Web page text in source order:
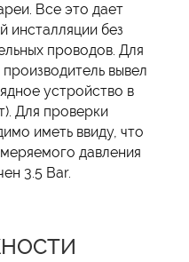
Все это дает
инсталляции без
проводов. Для
вывел
устройство в
Для проверки
иметь ввиду, что
давления
3.5 Bar.